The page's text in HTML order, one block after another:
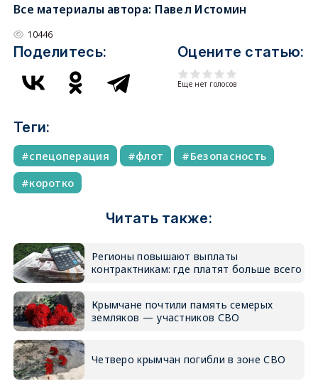
Все материалы автора: Павел Истомин
10446
Поделитесь: Оцените статью:
Еще нет голосов
Теги:
спецоперация флот
Безопасность
коротко
Читать также:
Регионы повышают выплаты
контрактникам: где платят больше всего
Крымчане почтили память семерых
земляков — участников СВО
Четверо крымчан погибли в зоне СВО